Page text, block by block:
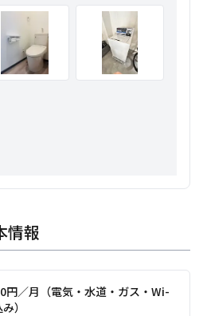
情報
円／月（電気・水道・ガス・Wi-
）